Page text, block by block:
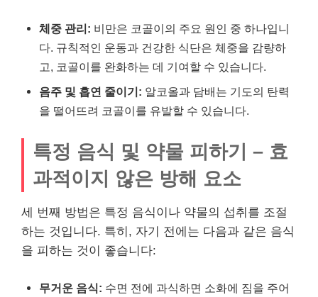
체중 관리: 비만은 코골이의 주요 원인 중 하나입니
다. 규칙적인 운동과 건강한 식단은 체중을 감량하
고, 코골이를 완화하는 데 기여할 수 있습니다.
음주 및 흡연 줄이기: 알코올과 담배는 기도의 탄력
을 떨어뜨려 코골이를 유발할 수 있습니다.
특정 음식 및 약물 피하기 – 효
과적이지 않은 방해 요소
세 번째 방법은 특정 음식이나 약물의 섭취를 조절
하는 것입니다. 특히, 자기 전에는 다음과 같은 음식
을 피하는 것이 좋습니다:
무거운 음식: 수면 전에 과식하면 소화에 짐을 주어